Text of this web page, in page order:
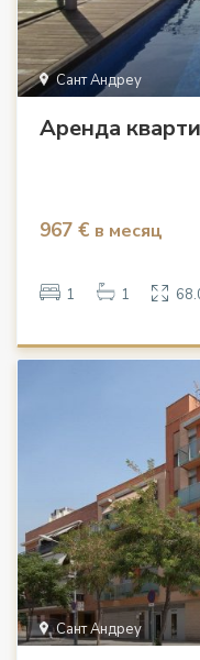
Сант Андреу
Аренда
967 € в месяц
1 1
Сант Андреу